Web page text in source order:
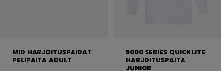
MID HARJOITUSPAIDAT
PELIPAITA ADULT
5000 SERIES QUICKLITE
HARJOITUSPAITA
JUNIOR